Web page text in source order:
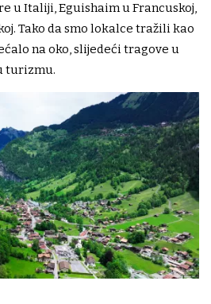
u Italiji, Eguishaim u Francuskoj,
Tako da smo lokalce tražili kao
na oko, slijedeći tragove u
turizmu.